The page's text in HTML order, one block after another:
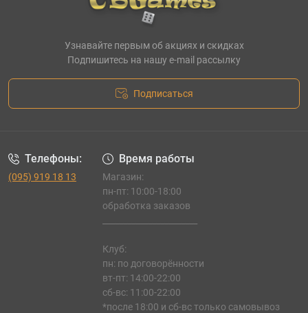
Узнавайте первым об акциях и скидках
Подпишитесь на нашу e-mail рассылку
Подписаться
Телефоны:
(095) 919 18 13
Время работы
Магазин:
пн-пт: 10:00-18:00
обработка заказов
Клуб:
пн: по договорённости
вт-пт: 14:00-22:00
сб-вс: 11:00-22:00
*после 18:00 и сб-вс только самовывоз